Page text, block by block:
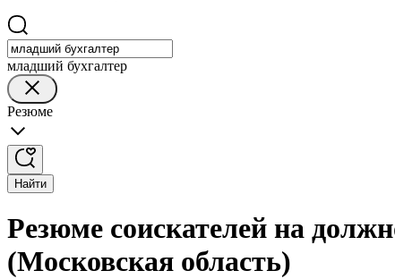
младший бухгалтер
Резюме
Найти
Резюме соискателей на
(Московская область)